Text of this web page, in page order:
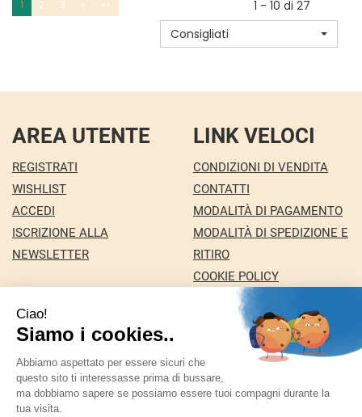
CARRELLO
STI'
75G AL
1 2 3 » »»
1 - 10 di 27
Consigliati
AREA UTENTE
REGISTRATI
WISHLIST
ACCEDI
ISCRIZIONE ALLA
NEWSLETTER
LINK VELOCI
CONDIZIONI DI VENDITA
CONTATTI
MODALITÀ DI PAGAMENTO
MODALITÀ DI SPEDIZIONE E
RITIRO
COOKIE POLICY
INFORMATIVA PRIVACY
Farmacia Nuova snc dei Dottori Marco e
Giuseppina Fortini - Via Italia 72 24068 Seriate (BG)
marforti@tin.it|Tel.: 035294031| P.Iva: 03258590169 |